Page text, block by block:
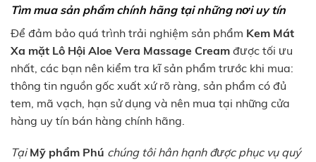
Tìm mua sản phẩm chính hãng tại những nơi uy tín
Để đảm bảo quá trình trải nghiệm sản phẩm Kem Mát
Xa mặt Lô Hội Aloe Vera Massage Cream được tối ưu
nhất, các bạn nên kiểm tra kĩ sản phẩm trước khi mua:
thông tin nguồn gốc xuất xứ rõ ràng, sản phẩm có đủ
tem, mã vạch, hạn sử dụng và nên mua tại những cửa
hàng uy tín bán hàng chính hãng.
TạiMỹ phẩm Phú chúng tôi hân hạnh được phục vụ quý